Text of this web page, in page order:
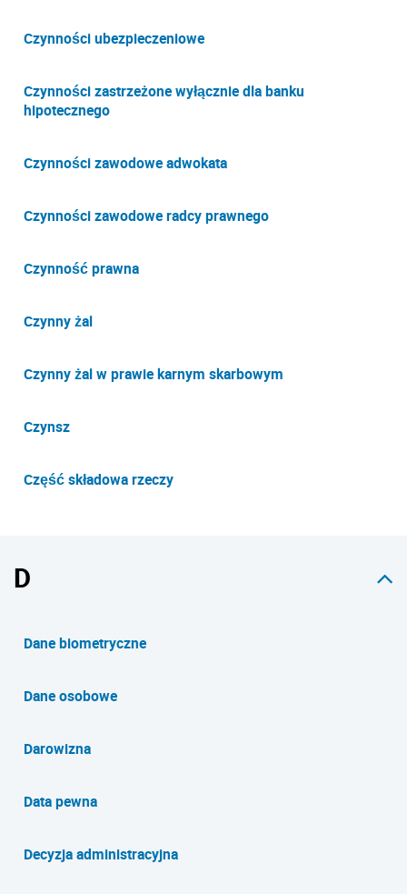
Czynności ubezpieczeniowe
Czynności zastrzeżone wyłącznie dla banku
hipotecznego
Czynności zawodowe adwokata
Czynności zawodowe radcy prawnego
Czynność prawna
Czynny żal
Czynny żal w prawie karnym skarbowym
Czynsz
Część składowa rzeczy
D
Dane biometryczne
Dane osobowe
Darowizna
Data pewna
Decyzja administracyjna